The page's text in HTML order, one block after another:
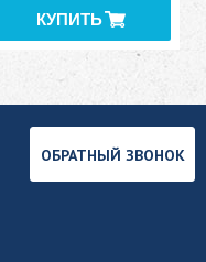
ОБРАТНЫЙ ЗВОНОК